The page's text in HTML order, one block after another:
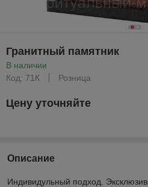
Гранитный памятник
В наличии
Код: 71К
Розница
Цену уточняйте
Описание
Индивидульный подход.